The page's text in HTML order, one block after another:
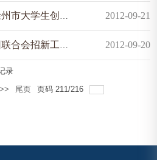
创业巡回宣讲会 2012-09-21
新工作圆满结束 2012-09-20
录
尾页 页码211/216